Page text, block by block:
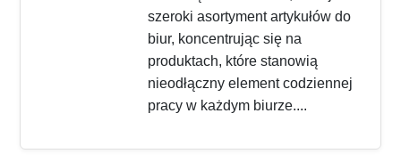
szeroki asortyment artykułów do
biur, koncentrując się na
produktach, które stanowią
nieodłączny element codziennej
pracy w każdym biurze....